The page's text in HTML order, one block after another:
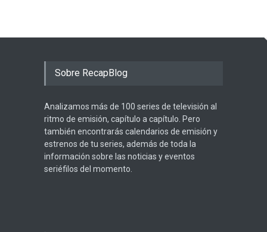
Sobre RecapBlog
Analizamos más de 100 series de televisión al
ritmo de emisión, capítulo a capítulo. Pero
también encontrarás calendarios de emisión y
estrenos de tu series, además de toda la
información sobre las noticias y eventos
seriéfilos del momento.